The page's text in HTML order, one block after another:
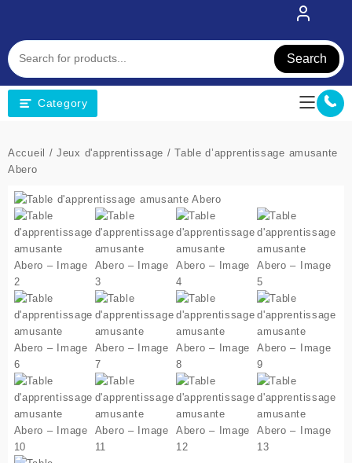
content
Search
Category
Accueil /Jeux d'apprentissage / Table d’apprentissage amusante
Abero